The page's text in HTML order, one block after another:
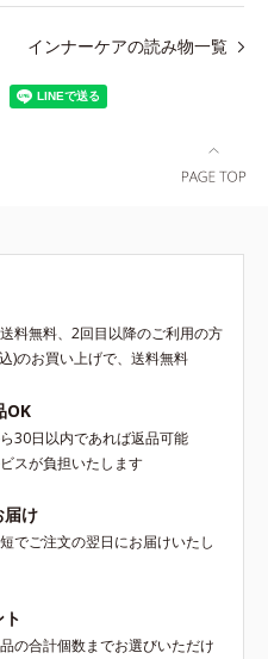
インナーケアの読み物一覧
料無料、2回目以降のご利用の方
)のお買い上げで、送料無料
OK
30日以内であれば返品可能
スが負担いたします
届け
でご注文の翌日にお届けいたし
の合計個数までお選びいただけ